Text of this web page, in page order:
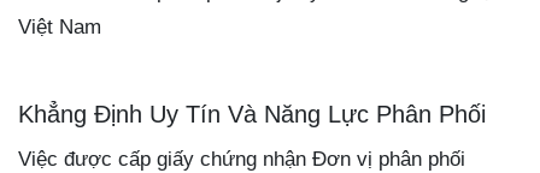
Khẳng Định Uy Tín Và Năng Lực Phân Phối
Việc được cấp giấy chứng nhận Đơn vị phân phối